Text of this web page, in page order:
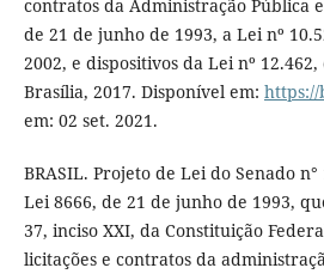
contratos da Administração Pública
de 21 de junho de 1993, a Lei nº
2002, e dispositivos da Lei nº
Brasília, 2017. Disponível em: https://
em: 02 set. 2021.
BRASIL. Projeto de Lei do Senado
Lei 8666, de 21 de junho de 1993,
37, inciso XXI, da Constituição
licitações e contratos da